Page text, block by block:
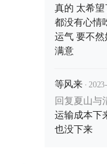
真的 太希
都没有心情
运气 要不
满意
等风来 ·
回复夏山与
运输成本下
也没下来